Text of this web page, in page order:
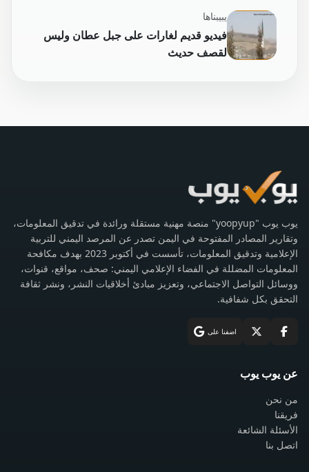
يبيبناها
فيديو قديم لغارات على جبل عطان وليس
لقصف حديث
يوب يوب "yoopyup" منصة مهنية مستقلة ورائدة في تدقيق المعلومات،
وتقارير المصادر المفتوحة في اليمن تصدر عن المرصد اليمني للتربية
الإعلامية وتدقيق المعلومات، تأسست في أكتوبر 2023 بهدف مكافحة
المعلومات المضللة في الفضاء الإعلامي اليمني: صحف، مواقع، قنوات،
ووسائل التواصل الاجتماعي، وتعزيز مبادئ أخلاقيات النشر، ونشر ثقافة
التحقق بكل شفافية.
اضفنا على
عن يوب يوب
من نحن
فريقنا
الأسئلة الشائعة
اتصل بنا